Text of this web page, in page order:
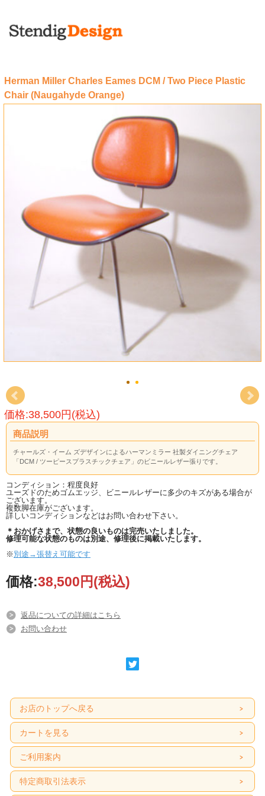
Herman Miller Charles Eames DCM / Two Piece Plastic
Chair (Naugahyde Orange)
価格:38,500円(税込)
商品説明
チャールズ・イーム ズデザインによるハーマンミラー 社製ダイニングチェア
「DCM / ツーピースプラスチックチェア」のビニールレザー張りです。
コンディション：程度良好
ユーズドのためゴムエッジ、ビニールレザーに多少のキズがある場合が
ございます。
複数脚在庫がございます。
詳しいコンディションなどはお問い合わせ下さい。
＊おかげさまで、状態の良いものは完売いたしました。
修理可能な状態のものは別途、修理後に掲載いたします。
※ 別途→張替え可能です
価格:38,500円(税込)
返品についての詳細はこちら
お問い合わせ
お店のトップへ戻る
カートを見る
ご利用案内
特定商取引法表示